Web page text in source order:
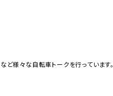
ど様々な自転車トークを行っています。